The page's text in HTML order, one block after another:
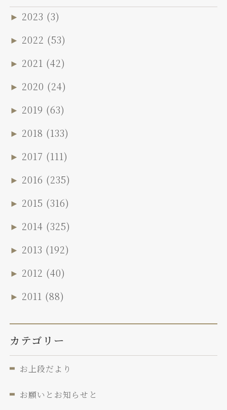
► 2023 (3)
► 2022 (53)
► 2021 (42)
► 2020 (24)
► 2019 (63)
► 2018 (133)
► 2017 (111)
► 2016 (235)
► 2015 (316)
► 2014 (325)
► 2013 (192)
► 2012 (40)
► 2011 (88)
カテゴリー
お上段だより
お願いとお知らせと